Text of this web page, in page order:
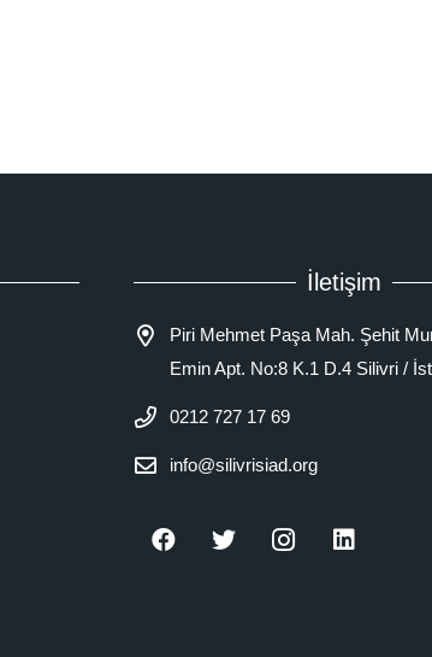
İletişim
Piri Mehmet Paşa Mah. Şehit
Emin Apt. No:8 K.1 D.4 Silivri /
0212 727 17 69
info@silivrisiad.org